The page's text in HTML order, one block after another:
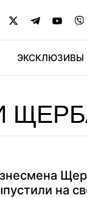
ЭКСКЛЮЗИВЫ
на